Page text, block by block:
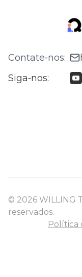
Contate‑nos:
Siga‑nos:
© 2026 WILLING
reservados.
Política